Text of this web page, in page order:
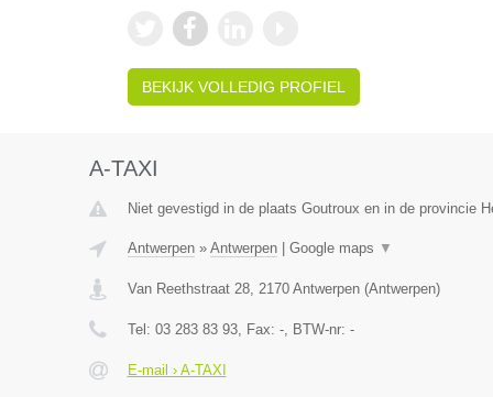
BEKIJK VOLLEDIG PROFIEL
A-TAXI
Niet gevestigd in de plaats Goutroux en in de provincie
Antwerpen» Antwerpen| Google maps ▼
Van Reethstraat 28, 2170 Antwerpen(Antwerpen)
Tel: 03 283 83 93, Fax: -, BTW-nr: -
E-mail › A-TAXI